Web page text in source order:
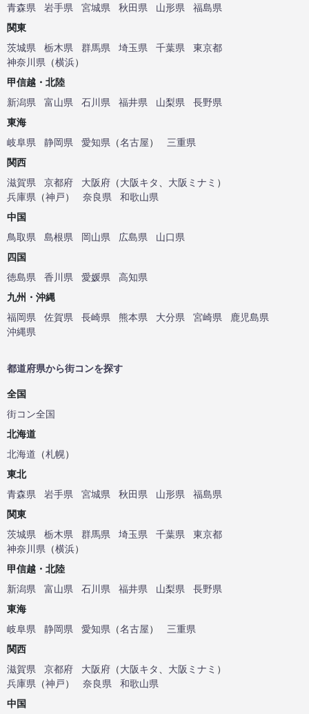
青森県
岩手県 宮城県 秋田県 山形県
福島県
関東
茨城県
栃木県 群馬県 埼玉県 千葉県
東京都
神奈川県 （横浜）
甲信越・北陸
新潟県
富山県 石川県 福井県 山梨県
長野県
東海
岐阜県
静岡県 愛知県 （名古屋）
三重県
関西
滋賀県
京都府 大阪府 （大阪キタ 大阪ミナミ ）
兵庫県 （神戸） 奈良県
和歌山県
中国
鳥取県
島根県 岡山県 広島県
山口県
四国
徳島県
香川県 愛媛県
高知県
九州・沖縄
福岡県
佐賀県 長崎県 熊本県 大分県 宮崎県
鹿児島県
沖縄県
都道府県から街コンを探す
全国
街コン全国
北海道
北海道 （札幌）
東北
青森県
岩手県 宮城県 秋田県 山形県
福島県
関東
茨城県
栃木県 群馬県 埼玉県 千葉県
東京都
神奈川県 （横浜）
甲信越・北陸
新潟県
富山県 石川県 福井県 山梨県
長野県
東海
岐阜県
静岡県 愛知県 （名古屋）
三重県
関西
滋賀県
京都府 大阪府 （大阪キタ 大阪ミナミ ）
兵庫県 （神戸） 奈良県
和歌山県
中国